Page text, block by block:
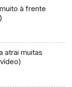
à frente
atrai muitas